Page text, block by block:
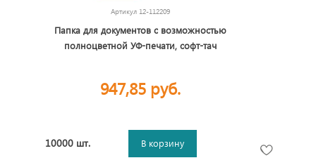
Артикул 12-112209
Папка для документов с возможностью
полноцветной УФ-печати, софт-тач
947,85 руб.
10000 шт. В корзину